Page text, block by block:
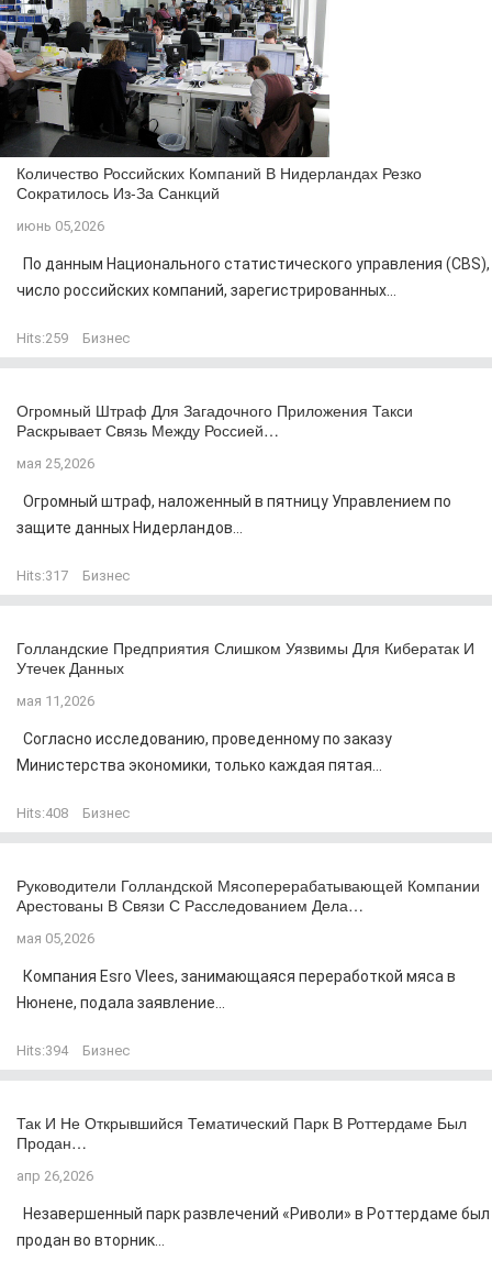
Количество Российских Компаний В Нидерландах Резко
Сократилось Из-За Санкций
июнь 05,2026
По данным Национального статистического управления (CBS),
число российских компаний, зарегистрированных...
Hits:259 Бизнес
Огромный Штраф Для Загадочного Приложения Такси
Раскрывает Связь Между Россией…
мая 25,2026
Огромный штраф, наложенный в пятницу Управлением по
защите данных Нидерландов...
Hits:317 Бизнес
Голландские Предприятия Слишком Уязвимы Для Кибератак И
Утечек Данных
мая 11,2026
Согласно исследованию, проведенному по заказу
Министерства экономики, только каждая пятая...
Hits:408 Бизнес
Руководители Голландской Мясоперерабатывающей Компании
Арестованы В Связи С Расследованием Дела…
мая 05,2026
Компания Esro Vlees, занимающаяся переработкой мяса в
Нюнене, подала заявление...
Hits:394 Бизнес
Так И Не Открывшийся Тематический Парк В Роттердаме Был
Продан…
апр 26,2026
Незавершенный парк развлечений «Риволи» в Роттердаме был
продан во вторник...